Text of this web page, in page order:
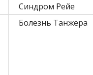
Синдром Рейе
Болезнь Танжера